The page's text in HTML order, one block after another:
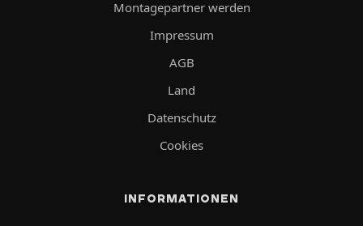
Montagepartner werden
Impressum
AGB
Land
Datenschutz
Cookies
INFORMATIONEN